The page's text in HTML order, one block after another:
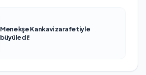
Menekşe Kankavi zarafetiyle
büyüledi!